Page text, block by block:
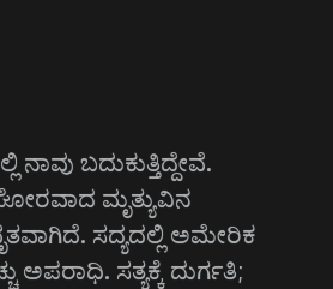
ಬದುಕುತ್ತಿದ್ದೇವೆ.
ಮೃತ್ಯುವಿನ
ಸದ್ಯದಲ್ಲಿ ಅಮೇರಿಕ
ಅಪರಾಧಿ. ಸತ್ಯಕ್ಕೆ ದುರ್ಗತಿ;